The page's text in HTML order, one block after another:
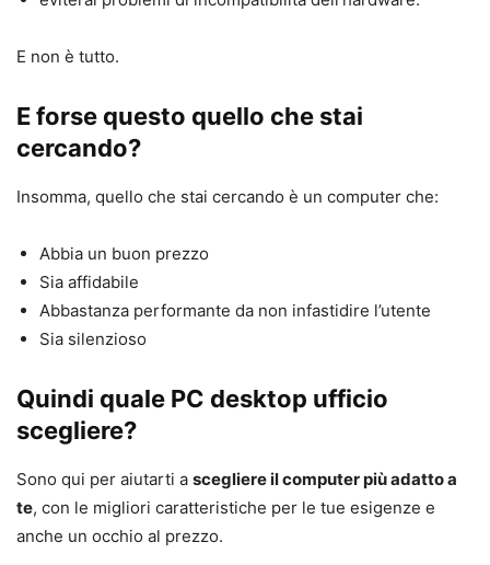
E non è tutto.
E forse questo quello che stai
cercando?
Insomma, quello che stai cercando è un computer che:
Abbia un buon prezzo
Sia affidabile
Abbastanza performante da non infastidire l’utente
Sia silenzioso
Quindi quale PC desktop ufficio
scegliere?
Sono qui per aiutarti a scegliere il computer più adatto a
te, con le migliori caratteristiche per le tue esigenze e
anche un occhio al prezzo.